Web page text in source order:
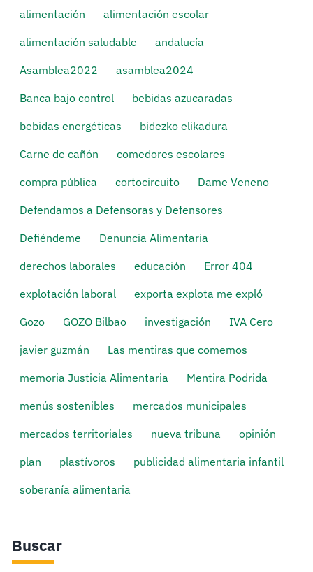
alimentación
alimentación escolar
alimentación saludable
andalucía
Asamblea2022
asamblea2024
Banca bajo control
bebidas azucaradas
bebidas energéticas
bidezko elikadura
Carne de cañón
comedores escolares
compra pública
cortocircuito
Dame Veneno
Defendamos a Defensoras y Defensores
Defiéndeme
Denuncia Alimentaria
derechos laborales
educación
Error 404
explotación laboral
exporta explota me expló
Gozo
GOZO Bilbao investigación
IVA Cero
javier guzmán
Las mentiras que comemos
memoria Justicia Alimentaria
Mentira Podrida
menús sostenibles
mercados municipales
mercados territoriales
nueva tribuna
opinión
plan
plastívoros
publicidad alimentaria infantil
soberanía alimentaria
Buscar